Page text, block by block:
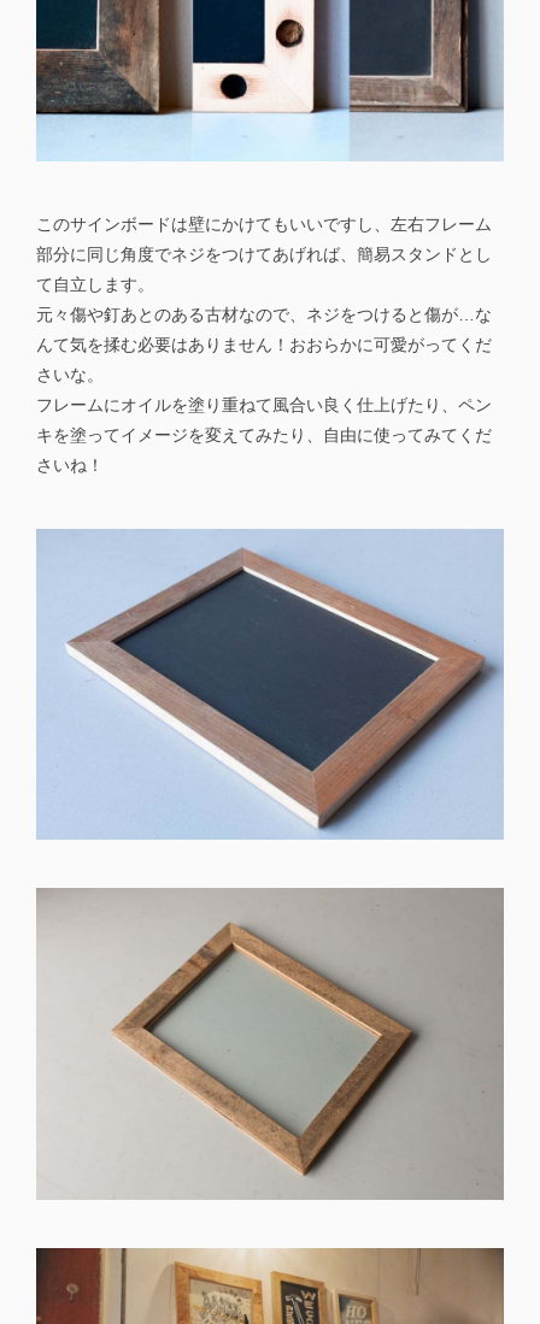
このサインボードは壁にかけてもいいですし、左右フレーム
部分に同じ角度でネジをつけてあげれば、簡易スタンドとし
て自立します。
元々傷や釘あとのある古材なので、ネジをつけると傷が…な
んて気を揉む必要はありません！おおらかに可愛がってくだ
さいな。
フレームにオイルを塗り重ねて風合い良く仕上げたり、ペン
キを塗ってイメージを変えてみたり、自由に使ってみてくだ
さいね！